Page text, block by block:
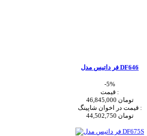
فر داتیس مدل DF646
-5%
قیمت :
46,845,000 تومان
قیمت در اخوان شاپینگ :
44,502,750 تومان